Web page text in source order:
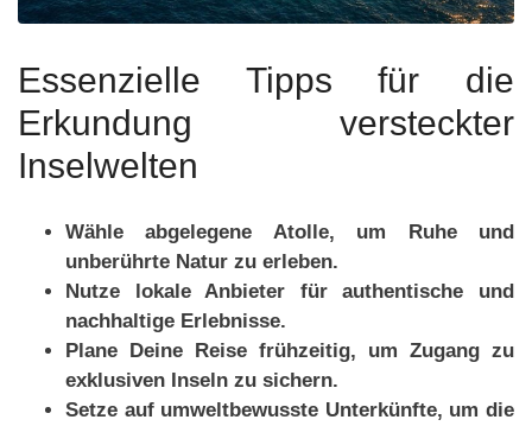
Essenzielle Tipps für die
Erkundung versteckter
Inselwelten
Wähle abgelegene Atolle, um Ruhe und
unberührte Natur zu erleben.
Nutze lokale Anbieter für authentische und
nachhaltige Erlebnisse.
Plane Deine Reise frühzeitig, um Zugang zu
exklusiven Inseln zu sichern.
Setze auf umweltbewusste Unterkünfte, um die